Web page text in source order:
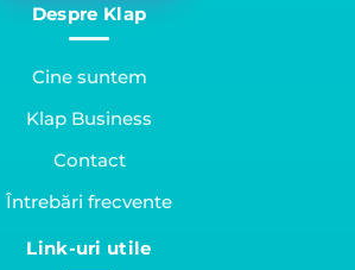
Despre Klap
Cine suntem
Klap Business
Contact
Întrebări frecvente
Link-uri utile